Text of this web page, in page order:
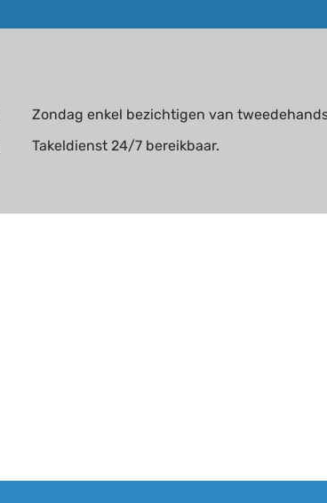
Zondag enkel bezichtigen van
Takeldienst 24/7 bereikbaar.